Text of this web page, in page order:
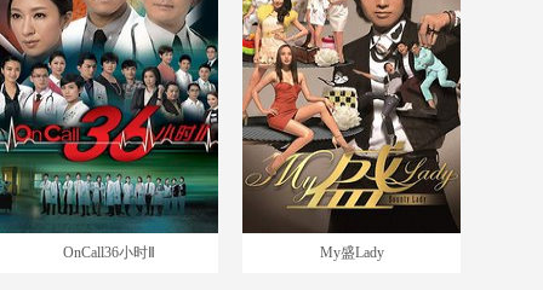
OnCall36小时Ⅱ My盛Lady